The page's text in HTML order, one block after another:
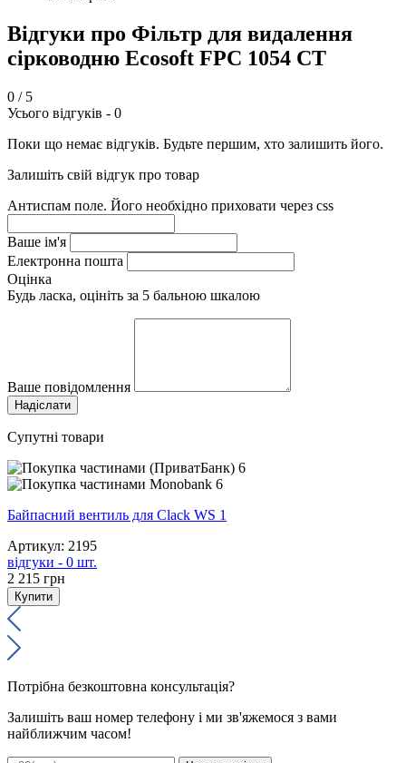
Відгуки про Фільтр для видалення
сірководню Ecosoft FPС 1054 CT
0 / 5
Усього відгуків - 0
Поки що немає відгуків. Будьте першим, хто залишить його.
Залишіть свій відгук про товар
Антиспам поле. Його необхідно приховати через css
Ваше ім'я
Електронна пошта
Оцінка
Будь ласка, оцініть за 5 бальною шкалою
Ваше повідомлення
Супутні товари
6
6
Байпасний вентиль для Clack WS 1
Артикул: 2195
відгуки - 0 шт.
2 215 грн
Купити
Потрібна безкоштовна консультація?
Залишіть ваш номер телефону і ми зв'яжемося з вами
найближчим часом!